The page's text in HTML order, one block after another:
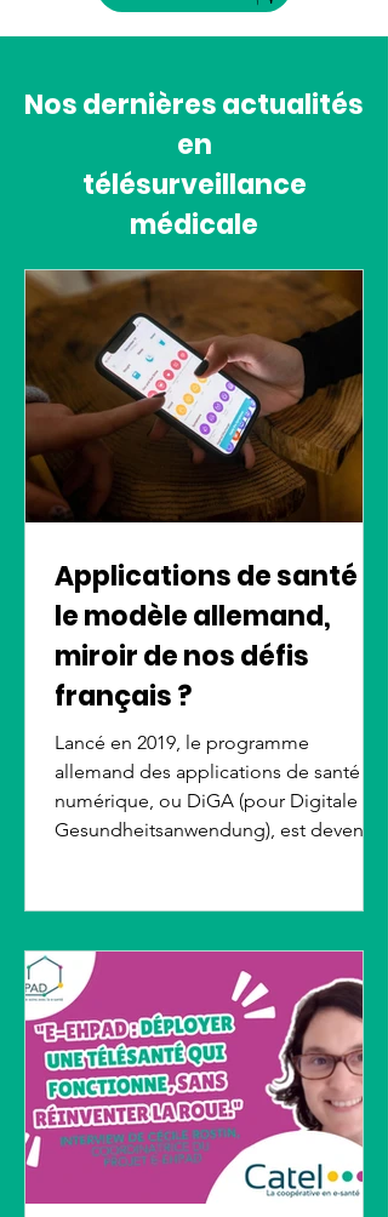
Nos dernières actualités
en
télésurveillance
médicale
Applications de santé :
le modèle allemand,
miroir de nos défis
français ?
Lancé en 2019, le programme
allemand des applications de santé
numérique, ou DiGA (pour Digitale
Gesundheitsanwendung), est devenu
l'assurance maladie, ces applications
accompagnent déjà plus d'un million
de patients. Si ce modèle suscite un
grand engouement, il soulève aussi
des questions de coût et d'efficacité,
inspirant l'Europe sans que la France
ne parvienne encore pleinement à
l'imiter.